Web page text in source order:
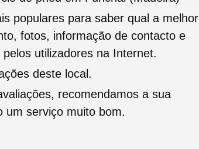
populares para saber qual a melhor
fotos, informação de contacto e
utilizadores na Internet.
deste local.
recomendamos a sua
um serviço muito bom.